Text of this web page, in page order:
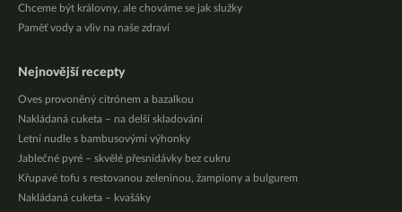
Chceme být královny, ale chováme se jak služky
Paměť vody a vliv na naše zdraví
Nejnovější recepty
Oves provoněný citrónem a bazalkou
Nakládaná cuketa – na delší skladování
Letní nudle s bambusovými výhonky
Jablečné pyré – skvělé přesnídávky bez cukru
Křupavé tofu s restovanou zeleninou, žampiony a bulgurem
Nakládaná cuketa – kvašáky